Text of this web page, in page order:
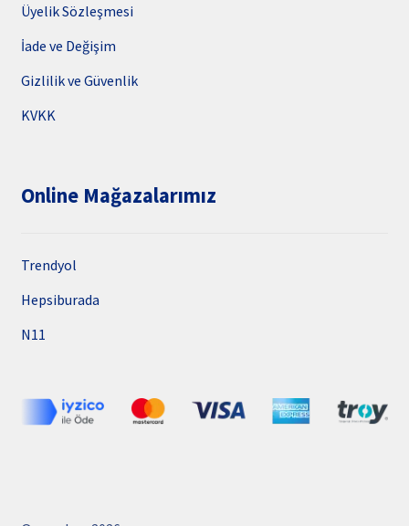
Üyelik Sözleşmesi
İade ve Değişim
Gizlilik ve Güvenlik
KVKK
Online Mağazalarımız
Trendyol
Hepsiburada
N11